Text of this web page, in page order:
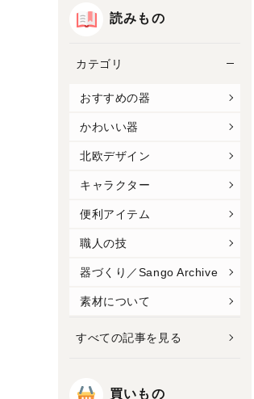
読みもの
カテゴリ
おすすめの器
かわいい器
北欧デザイン
キャラクター
便利アイテム
職人の技
器づくり／Sango Archive
素材について
すべての記事を見る
買いもの